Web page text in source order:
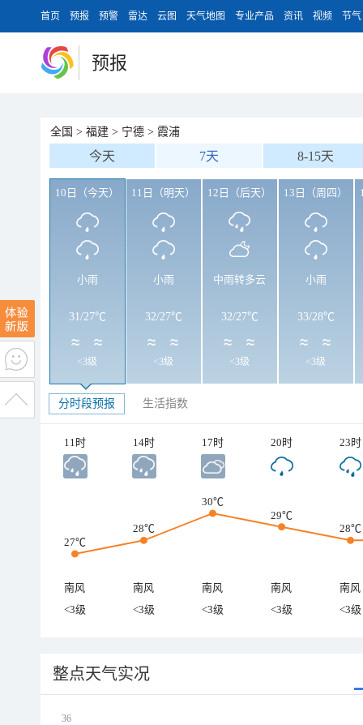
首页 预报 预警 雷达 云图 天气地图 专业产品 资讯 视频 节气
预报
全国 > 福建 > 宁德 > 霞浦
今天 7天 8-15天
10日（今天）
小雨
31/27℃
<3级
11日（明天）
小雨
32/27℃
<3级
12日（后天）
中雨转多云
32/27℃
<3级
13日（周四）
小雨
33/28℃
<3级
分时段预报 生活指数
11时 14时 17时 20时 23时
27℃
28℃
30℃
29℃
28℃
南风 南风 南风 南风
南风
<3级
<3级 <3级 <3级 <3级
整点天气实况
36